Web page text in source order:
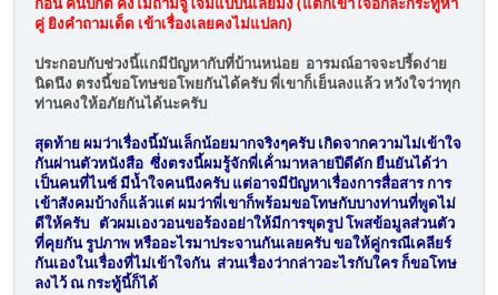
คู่ ยิงคำถามเด็ด เข้าเรื่องเลยคงไม่แปลก)
ประกอบกับช่วงนี้แกมีปัญหากับที่บ้านหน่อย อารมณ์อาจจะปรี้ดง่าย
นิดนึง ตรงนี้ขอโทษขอโพยกันได้ครับ พี่เขาก็เย็นลงแล้ว หวังใจว่าทุก
ท่านคงให้อภัยกันได้นะครับ
สุดท้าย ผมว่าเรื่องนี้มันเล็กน้อยมากจริงๆครับ เกิดจากความไม่เข้าใจ
กันผ่านตัวหนังสือ ซึ่งตรงนี้ผมรู้จักพี่เค้่ามาหลายปีดีดัก ยืนยันได้ว่า
เป็นคนที่ไนซ์ มีน้ำใจคนนึงครับ แต่อาจมีปัญหาเรื่องการสื่อสาร การ
เข้าสังคมบ้างก็แล้วแต่ ผมว่าพี่เขาก็พร้อมขอโทษกับบางท่านที่พูดไม่
ดีให้ครับ ตัวผมเองวอนขอร้องอย่าให้มีการขุดรูป โพสข้อมูลส่วนตัว
ที่คุยกัน รูปภาพ หรืออะไรมาประจานกันเลยครับ ขอให้คู่กรณีเคลียร์
กันเองในเรื่องที่ไม่เข้าใจกัน ส่วนเรื่องว่ากล่าวอะไรกับใคร ก็ขอโทษ
ลงไว้ ณ กระทู้นี้ก็ได้